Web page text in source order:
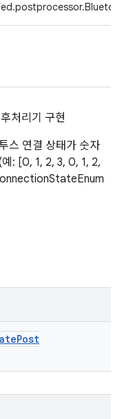
처리기 구현
연결 상태가 숫자
: [0, 1, 2, 3, 0, 1, 2,
Post